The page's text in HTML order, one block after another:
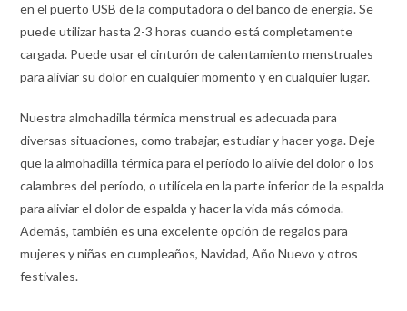
en el puerto USB de la computadora o del banco de energía. Se
puede utilizar hasta 2-3 horas cuando está completamente
cargada. Puede usar el cinturón de calentamiento menstruales
para aliviar su dolor en cualquier momento y en cualquier lugar.
Nuestra almohadilla térmica menstrual es adecuada para
diversas situaciones, como trabajar, estudiar y hacer yoga. Deje
que la almohadilla térmica para el período lo alivie del dolor o los
calambres del período, o utilícela en la parte inferior de la espalda
para aliviar el dolor de espalda y hacer la vida más cómoda.
Además, también es una excelente opción de regalos para
mujeres y niñas en cumpleaños, Navidad, Año Nuevo y otros
festivales.